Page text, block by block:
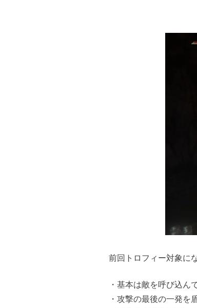
前回トロフィー対象に
・基本は敵を呼び込ん
・攻撃の最後の一発を